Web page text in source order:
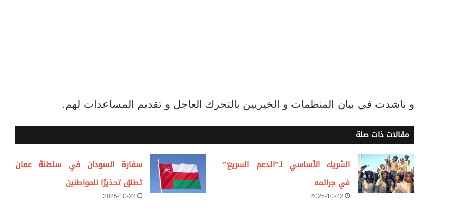
و ناشدت في بيان المنظمات و الخيريين بالتحرك العاجل و تقديم المساعدات لهم.
مقالات ذات صلة
الشريك الأساسي لـ”الدعم السريع”
في جرائمه
2025-10-22
سفارة السودان في سلطنة عمان
تطلق تحذيرًا للمواطنين
2025-10-22